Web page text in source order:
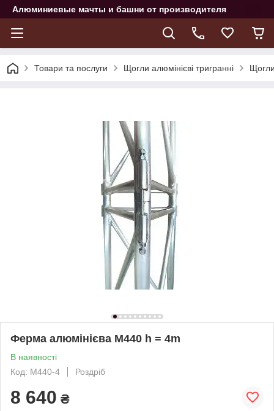
Алюминиевые мачты и башни от производителя
Товари та послуги Щогли алюмінієві тригранні
Ферма алюмінієва М440 h = 4m
В наявності
Код: M440-4
Роздріб
8 640 ₴